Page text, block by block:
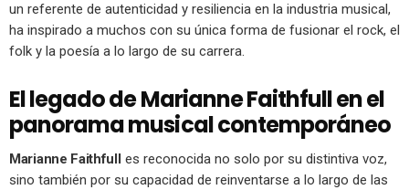
un referente de autenticidad y resiliencia en la industria musical,
ha inspirado a muchos con su única forma de fusionar el rock, el
folk y la poesía a lo largo de su carrera.
El legado de Marianne Faithfull en el
panorama musical contemporáneo
Marianne Faithfull es reconocida no solo por su distintiva voz,
sino también por su capacidad de reinventarse a lo largo de las